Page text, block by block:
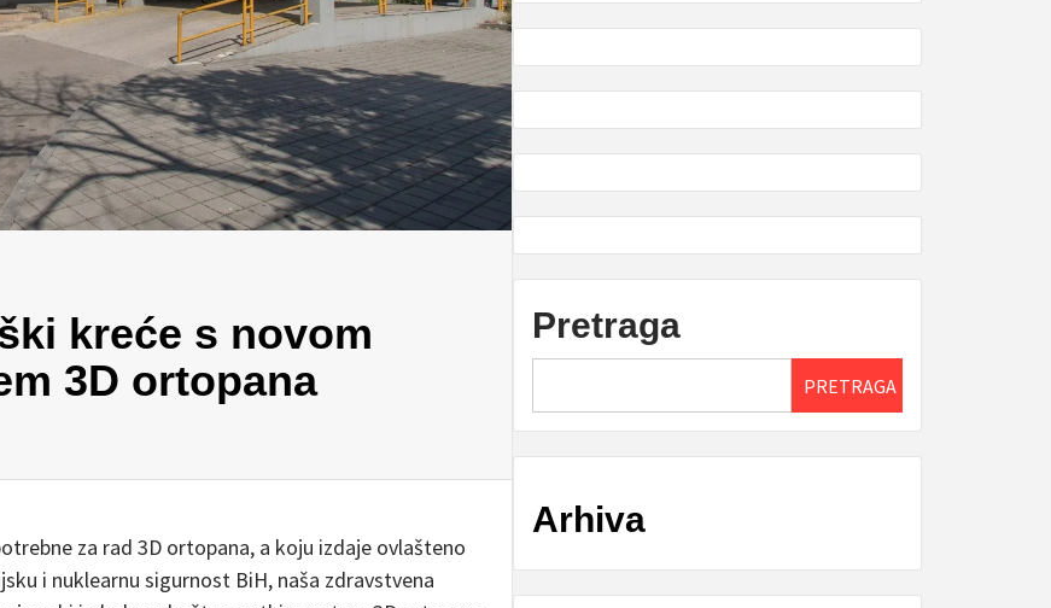
kreće s novom
3D ortopana
za rad 3D ortopana, a koju izdaje ovlašteno
i nuklearnu sigurnost BiH, naša zdravstvena
Pretraga
PRETRAGA
Arhiva